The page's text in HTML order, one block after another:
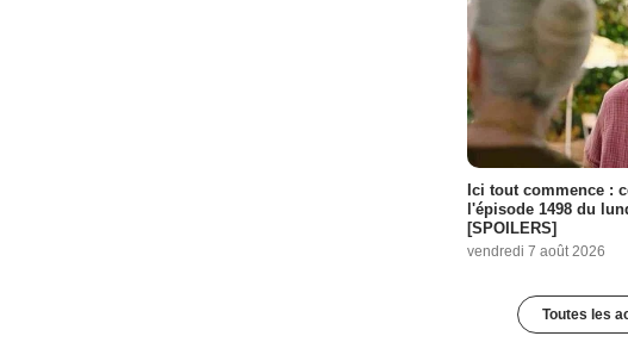
Ici tout commence :
l'épisode 1498 du
[SPOILERS]
vendredi 7 août 2026
Toutes les